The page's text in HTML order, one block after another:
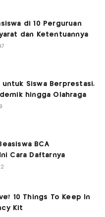
di 10 Perguruan
dan Ketentuannya
untuk Siswa Berprestasi,
hingga Olahraga
BCA
Cara Daftarnya